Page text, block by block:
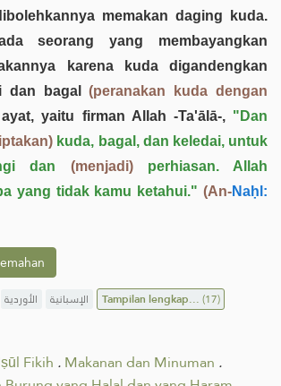
memakan daging kuda.
seorang yang membayangkan
karena kuda digandengkan
dan bagal(peranakan kuda dengan
yaitu firman Allah -Ta'ālā-, "Dan
kuda, bagal, dan keledai, untuk
dan (menjadi)perhiasan. Allah
yang tidak kamu ketahui." (An-Naḥl:
الأوردية الإسبانية Tampilan lengkap...(17)
Fikih .Makanan dan Minuman .